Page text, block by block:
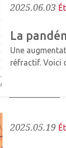
2025.06.03
La
Une
réfractif. Voici
2025.05.19